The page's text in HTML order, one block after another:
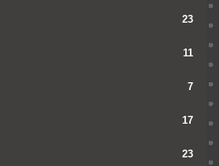
23
11
7
17
23